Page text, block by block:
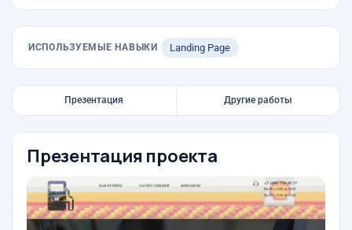
ИСПОЛЬЗУЕМЫЕ НАВЫКИ Landing Page
Презентация Другие работы
Презентация проекта